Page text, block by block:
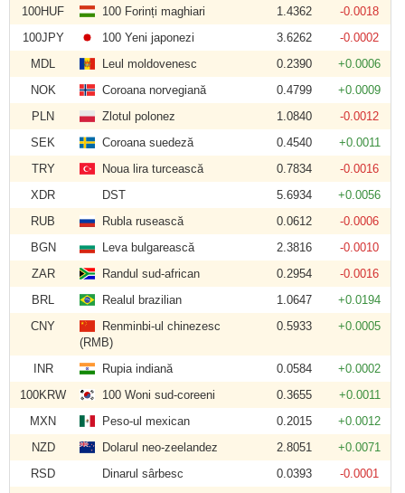
100HUF
100 Forinți maghiari 1.4362
-0.0018
100JPY
100 Yeni japonezi 3.6262
-0.0002
MDL
Leul moldovenesc 0.2390
+0.0006
NOK
Coroana norvegiană 0.4799
+0.0009
PLN
Zlotul polonez 1.0840
-0.0012
SEK
Coroana suedeză 0.4540
+0.0011
TRY
Noua lira turcească 0.7834
-0.0016
XDR
DST 5.6934
+0.0056
RUB
Rubla rusească 0.0612
-0.0006
BGN
Leva bulgarească 2.3816
-0.0010
ZAR
Randul sud-african 0.2954
-0.0016
BRL
Realul brazilian 1.0647
+0.0194
CNY
Renminbi-ul chinezesc
(RMB)
0.5933 +0.0005
INR Rupia indiană 0.0584
+0.0002
100KRW
100 Woni sud-coreeni 0.3655
+0.0011
MXN
Peso-ul mexican 0.2015
+0.0012
NZD
Dolarul neo-zeelandez 2.8051
+0.0071
RSD
Dinarul sârbesc 0.0393
-0.0001